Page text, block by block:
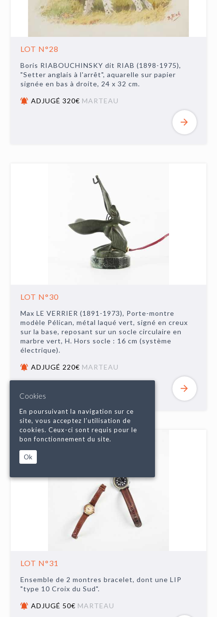
LOT N°28
Boris RIABOUCHINSKY dit RIAB (1898-1975),
"Setter anglais à l'arrêt", aquarelle sur papier
signée en bas à droite, 24 x 32 cm.
ADJUGÉ 320€ MARTEAU
LOT N°30
Max LE VERRIER (1891-1973), Porte-montre
modèle Pélican, métal laqué vert, signé en creux
sur la base, reposant sur un socle circulaire en
marbre vert, H. Hors socle : 16 cm (système
électrique).
ADJUGÉ 220€ MARTEAU
LOT N°31
Ensemble de 2 montres bracelet, dont une LIP
"type 10 Croix du Sud".
ADJUGÉ 50€ MARTEAU
Cookies
En poursuivant la navigation sur ce
site, vous acceptez l’utilisation de
cookies. Ceux-ci sont requis pour le
bon fonctionnement du site.
Ok